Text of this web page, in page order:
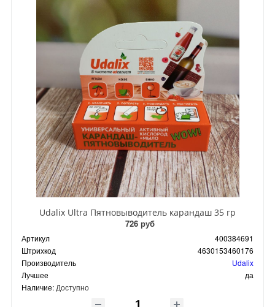
Udalix Ultra Пятновыводитель карандаш 35 гр
726 руб
Артикул
400384691
Штрихкод
4630153460176
Производитель
Udalix
Лучшее
да
Наличие: Доступно